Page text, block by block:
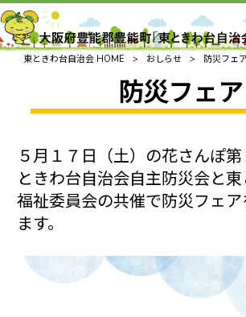
東ときわ台自治会 HOME
> おしらせ > 防災フェ
防災フェア
５月１７日（土）の花さんぽ
ときわ台自治会自主防災会と
福祉委員会の共催で防災フェ
ます。